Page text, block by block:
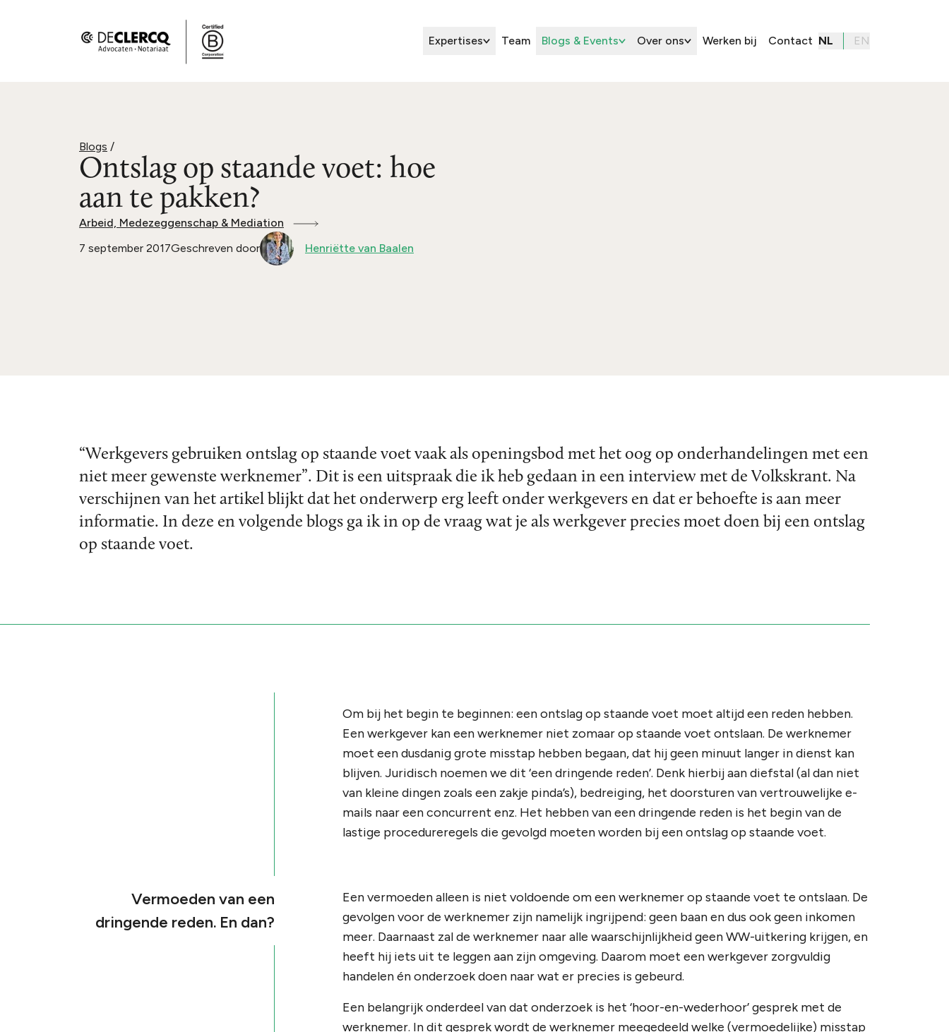
Expertises Team Blogs & Events Over ons Werken bij Contact NL EN
Blogs /
Ontslag op staande voet: hoe
aan te pakken?
Arbeid, Medezeggenschap & Mediation
7 september 2017Geschreven door Henriëtte van Baalen
“Werkgevers gebruiken ontslag op staande voet vaak als openingsbod met het oog op onderhandelingen met een
niet meer gewenste werknemer”. Dit is een uitspraak die ik heb gedaan in een interview met de Volkskrant. Na
verschijnen van het artikel blijkt dat het onderwerp erg leeft onder werkgevers en dat er behoefte is aan meer
informatie. In deze en volgende blogs ga ik in op de vraag wat je als werkgever precies moet doen bij een ontslag
op staande voet.
Om bij het begin te beginnen: een ontslag op staande voet moet altijd een reden hebben.
Een werkgever kan een werknemer niet zomaar op staande voet ontslaan. De werknemer
moet een dusdanig grote misstap hebben begaan, dat hij geen minuut langer in dienst kan
blijven. Juridisch noemen we dit ‘een dringende reden’. Denk hierbij aan diefstal (al dan niet
van kleine dingen zoals een zakje pinda’s), bedreiging, het doorsturen van vertrouwelijke e-
mails naar een concurrent enz. Het hebben van een dringende reden is het begin van de
lastige procedureregels die gevolgd moeten worden bij een ontslag op staande voet.
Vermoeden van een
dringende reden. En dan?
Een vermoeden alleen is niet voldoende om een werknemer op staande voet te ontslaan. De
gevolgen voor de werknemer zijn namelijk ingrijpend: geen baan en dus ook geen inkomen
meer. Daarnaast zal de werknemer naar alle waarschijnlijkheid geen WW-uitkering krijgen, en
heeft hij iets uit te leggen aan zijn omgeving. Daarom moet een werkgever zorgvuldig
handelen én onderzoek doen naar wat er precies is gebeurd.
Een belangrijk onderdeel van dat onderzoek is het ‘hoor-en-wederhoor’ gesprek met de
werknemer. In dit gesprek wordt de werknemer meegedeeld welke (vermoedelijke) misstap